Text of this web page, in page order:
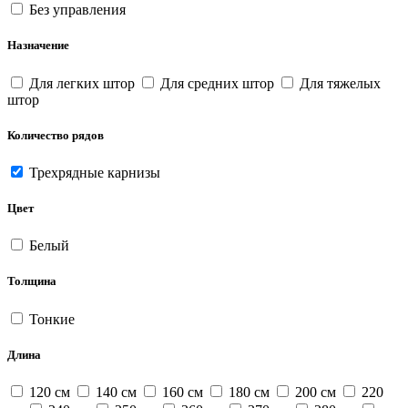
Без управления
Назначение
Для легких штор Для средних штор
Для тяжелых
штор
Количество рядов
Трехрядные карнизы
Цвет
Белый
Толщина
Тонкие
Длина
120 см 140 см 160 см 180 см 200 см
220